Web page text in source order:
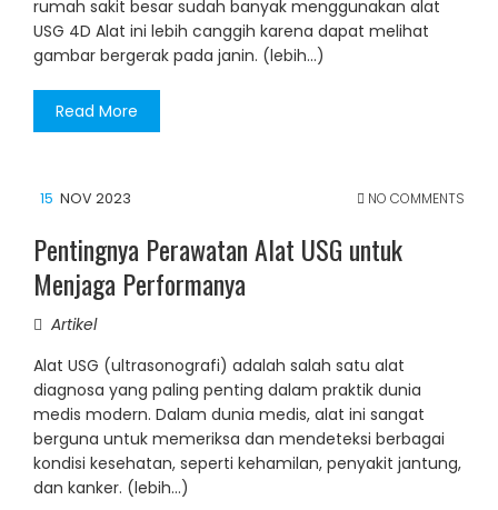
rumah sakit besar sudah banyak menggunakan alat
USG 4D Alat ini lebih canggih karena dapat melihat
gambar bergerak pada janin. (lebih…)
Read More
15 NOV 2023 NO COMMENTS
Pentingnya Perawatan Alat USG untuk
Menjaga Performanya
Artikel
Alat USG (ultrasonografi) adalah salah satu alat
diagnosa yang paling penting dalam praktik dunia
medis modern. Dalam dunia medis, alat ini sangat
berguna untuk memeriksa dan mendeteksi berbagai
kondisi kesehatan, seperti kehamilan, penyakit jantung,
dan kanker. (lebih…)